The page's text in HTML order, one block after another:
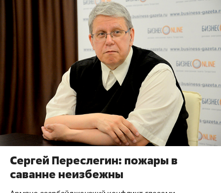
Сергей Переслегин: пожары в
саванне неизбежны